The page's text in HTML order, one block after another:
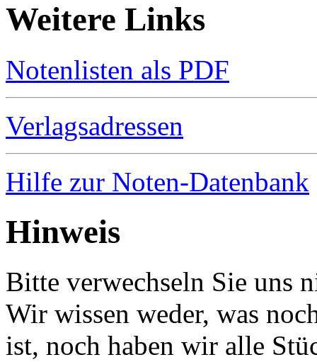
Weitere Links
Notenlisten als PDF
Verlagsadressen
Hilfe zur Noten-Datenbank
Hinweis
Bitte verwechseln Sie uns
Wir wissen weder, was
ist, noch haben wir alle